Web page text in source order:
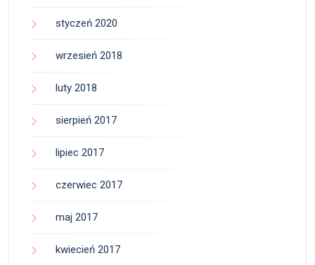
styczeń 2020
wrzesień 2018
luty 2018
sierpień 2017
lipiec 2017
czerwiec 2017
maj 2017
kwiecień 2017